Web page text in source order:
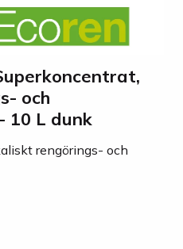
och
10 L dunk
rengörings- och